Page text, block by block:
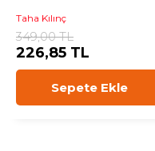
Taha Kılınç
349,00 TL
226,85 TL
Sepete Ekle